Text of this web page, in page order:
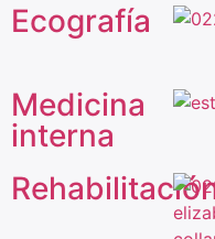
Ecografía
Medicina
interna